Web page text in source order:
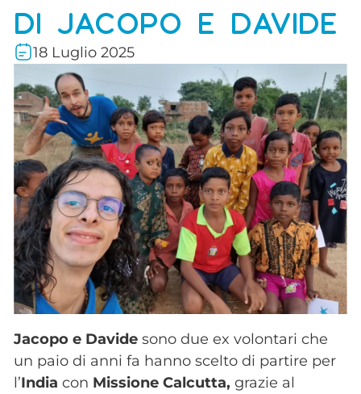
DI JACOPO E DAVIDE
18 Luglio 2025
Jacopo e Davidesono due ex volontari che
un paio di anni fa hanno scelto di partire per
l’Indiacon Missione Calcutta, grazie al